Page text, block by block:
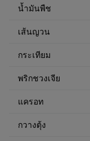
น้ำมันพืช
เส้นญวน
กระเทียม
พริกชวงเจีย
แครอท
กวางตุ้ง